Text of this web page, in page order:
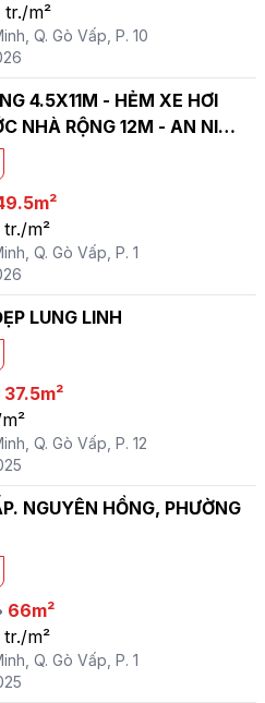
tr./m²
Q. Gò Vấp, P. 10
4.5X11M - HẺM XE HƠI
NHÀ RỘNG 12M - AN NINH
- PHƯỜNG 1 GÒ VẤP -
NHUẬN
m²
Q. Gò Vấp, P. 1
LUNG LINH
37.5m²
Q. Gò Vấp, P. 12
NGUYÊN HỒNG, PHƯỜNG
66m²
m²
Q. Gò Vấp, P. 1